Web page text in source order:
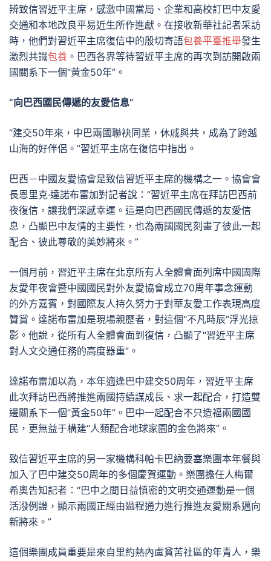
辨致信習近平主席，感激中國當局、企業和高校訂巴中友愛
交通和本地改良平易近生所作進獻。在接收新華社記者采訪
時，他們對習近平主席復信中的殷切寄語包養平臺推舉發生
激烈共識包養 。巴西各界等待習近平主席的再次到訪開啟兩
國關系下一個“黃金50年”。
“向巴西國民傳遞的友愛信息”
“建交50年來，中巴兩國聯袂同業，休戚與共，成為了跨越
山海的好伴侶。”習近平主席在復信中指出。
巴西－中國友愛協會是致信習近平主席的機構之一。協會會
長恩里克·達諾布雷加對記者說：“習近平主席在拜訪巴西前
夜復信，讓我們深感幸運。這是向巴西國民傳遞的友愛信
息，凸顯巴中友情的主要性，也為兩國國民刻畫了彼此一起
配合、彼此尊敬的美妙將來。”
一個月前，習近平主席在北京所有人全體會面列席中國國際
友愛年夜會暨中國國民對外友愛協會成立70周年事念運動
的外方嘉賓，對國際友人持久努力于對華友愛工作表現高度
贊賞。達諾布雷加是現場親歷者，對這個“不凡時辰”浮光掠
影。他說，從所有人全體會面到復信，凸顯了“習近平主席
對人文交通任務的高度器重”。
達諾布雷加以為，本年適逢巴中建交50周年，習近平主席
此次拜訪巴西將推進兩國持續謀成長、求一起配合，打造雙
邊關系下一個“黃金50年”。巴中一起配合不只造福兩國國
民，更無益于構建“人類配合地球家園的金色將來”。
致信習近平主席的另一家機構科帕卡巴納要塞樂團本年餐與
加入了巴中建交50周年的多個慶賀運動。樂團擔任人梅爾
希奧告知記者：“巴中之間日益慎密的文明交通運動是一個
活潑例證，顯示兩國正經由過程通力進行推進友愛關系邁向
新將來。”
這個樂團成員重要是來自里約熱內盧貧苦社區的年青人，樂